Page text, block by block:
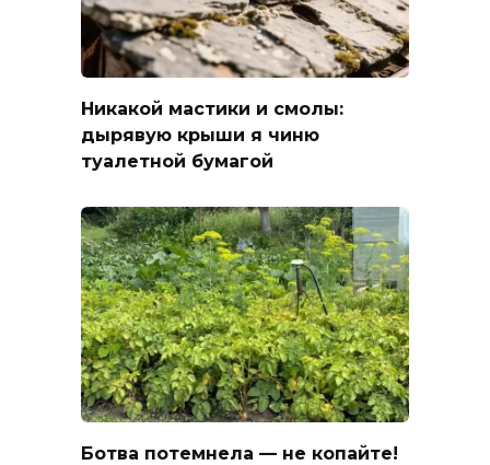
Никакой мастики и смолы:
дырявую крыши я чиню
туалетной бумагой
Ботва потемнела — не копайте!